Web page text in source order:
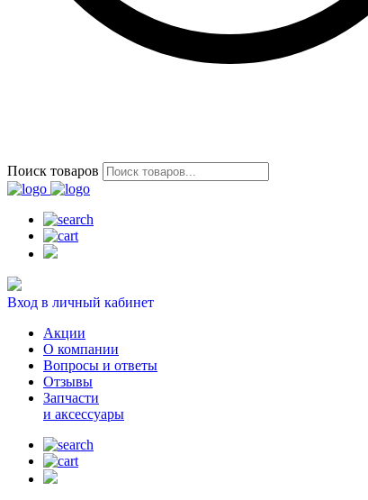
Поиск товаров
Вход в личный кабинет
Акции
О компании
Вопросы и ответы
Отзывы
Запчасти
и аксессуары